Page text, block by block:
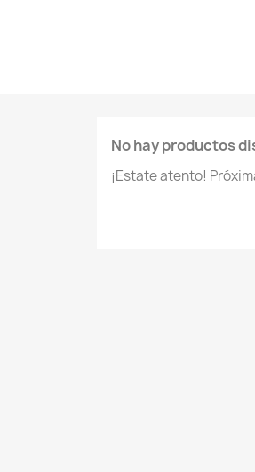
No hay productos
¡Estate atento!